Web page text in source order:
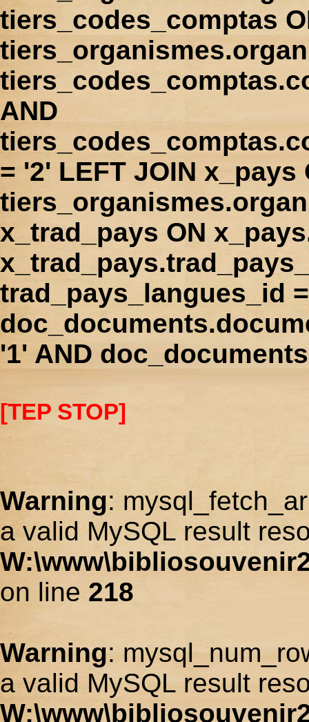
tiers_codes_comptas
AND
= '2' LEFT JOIN
x_trad_pays ON
trad_pays_langues_id
'1' AND
[TEP STOP]
Warning:
a valid MySQL result
on line 218
Warning:
a valid MySQL result